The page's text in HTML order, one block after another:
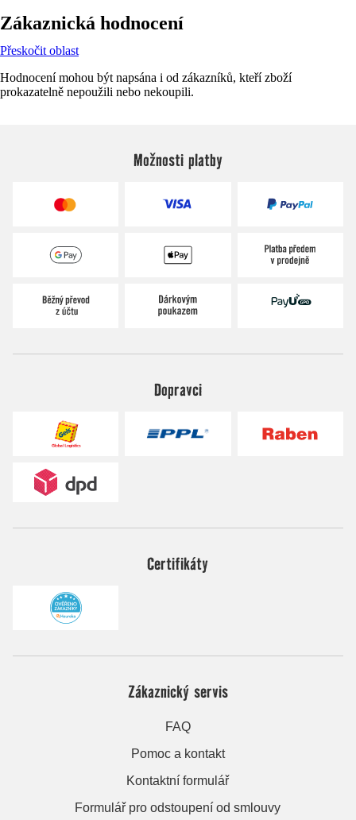
Zákaznická hodnocení
Přeskočit oblast
Hodnocení mohou být napsána i od zákazníků, kteří zboží
prokazatelně nepoužili nebo nekoupili.
Možnosti platby
Dopravci
Certifikáty
Zákaznický servis
FAQ
Pomoc a kontakt
Kontaktní formulář
Formulář pro odstoupení od smlouvy